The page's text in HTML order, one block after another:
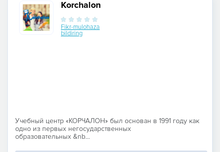
Korchalon
Fikr-mulohaza
bildiring
Учебный центр «КОРЧАЛОН» был основан в 1991 году как
одно из первых негосударственных
образовательных &nb...